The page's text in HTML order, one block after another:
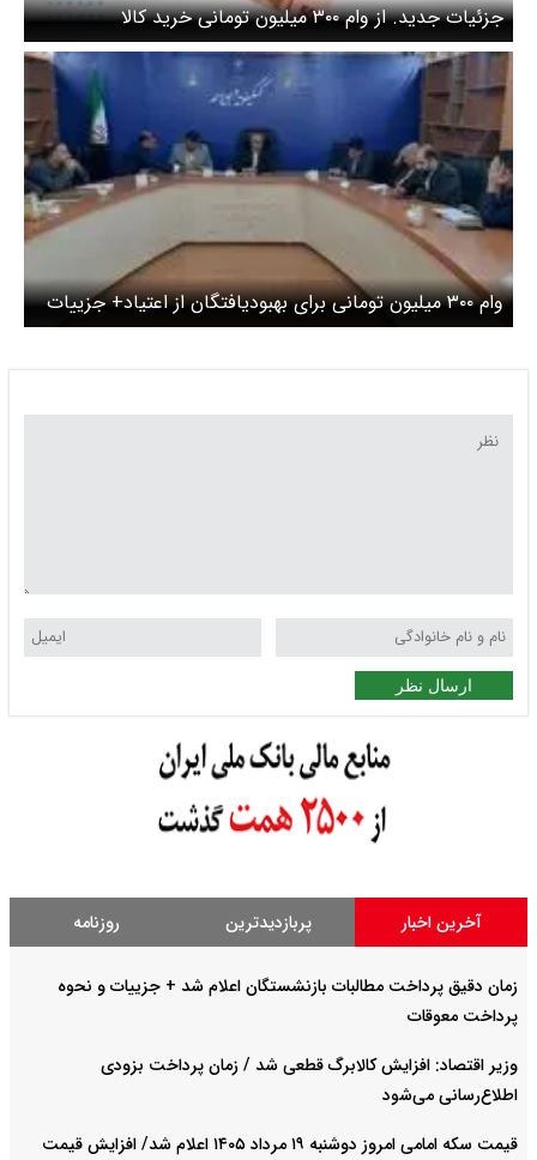
جزئیات جدید. از وام ۳۰۰ میلیون تومانی خرید کالا
وام ۳۰۰ میلیون تومانی برای بهبودیافتگان از اعتیاد+ جزییات
ارسال نظر
آخرین اخبار پربازدیدترین روزنامه
زمان دقیق پرداخت مطالبات بازنشستگان اعلام شد + جزییات و نحوه
پرداخت معوقات
وزیر اقتصاد: افزایش کالابرگ قطعی شد / زمان پرداخت بزودی
اطلاع‌رسانی می‌شود
قیمت سکه امامی امروز دوشنبه ۱۹ مرداد ۱۴۰۵ اعلام شد/ افزایش قیمت